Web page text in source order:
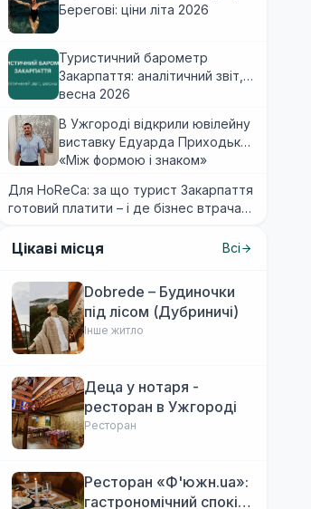
Берегові: ціни літа 2026
Туристичний барометр
Закарпаття: аналітичний звіт,
весна 2026
В Ужгороді відкрили ювілейну
виставку Едуарда Приходька
«Між формою і знаком»
Для HoReCa: за що турист Закарпаття
готовий платити – і де бізнес втрачає
Цікаві місця Всі
Dobrede – Будиночки
під лісом (Дубриничі)
Інше житло
Деца у нотаря -
ресторан в Ужгороді
Ресторан
Ресторан «Ф'южн.ua»:
гастрономічний спокій